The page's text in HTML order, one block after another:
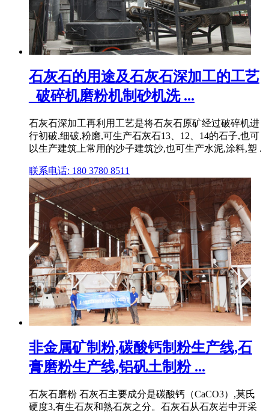
石灰石的用途及石灰石深加工的工艺
_破碎机磨粉机制砂机洗 ...
石灰石深加工再利用工艺是将石灰石原矿经过破碎机进
行初破,细破,粉磨,可生产石灰石13、12、14的石子,也可
以生产建筑上常用的沙子建筑沙,也可生产水泥,涂料,塑 .
联系电话: 180 3780 8511
非金属矿制粉,碳酸钙制粉生产线,石
膏磨粉生产线,铝矾土制粉 ...
石灰石磨粉 石灰石主要成分是碳酸钙（CaCO3）,莫氏
硬度3,有生石灰和熟石灰之分。石灰石从石灰岩中开采